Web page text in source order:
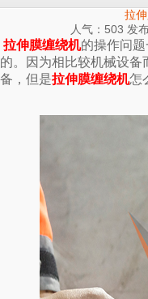
拉
人气：503 发
拉伸膜缠绕机的操作问
的。因为相比较机械设备
备，但是拉伸膜缠绕机怎